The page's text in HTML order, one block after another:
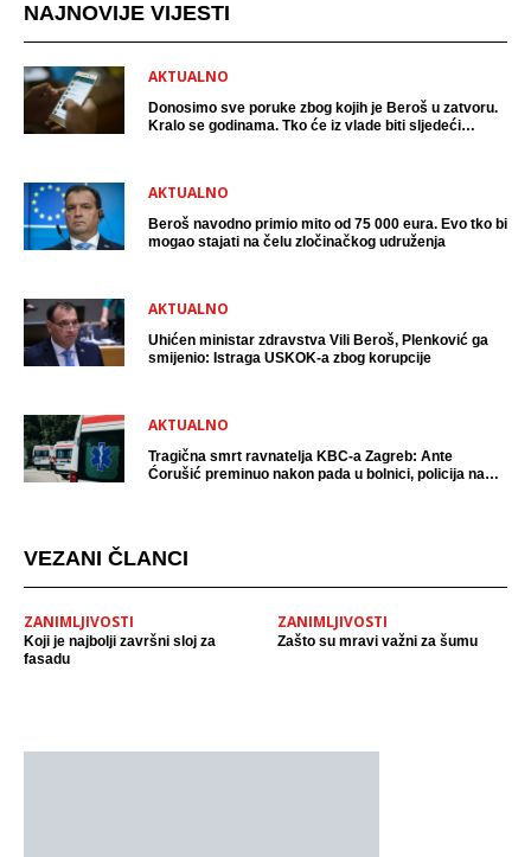
NAJNOVIJE VIJESTI
AKTUALNO
Donosimo sve poruke zbog kojih je Beroš u zatvoru.
Kralo se godinama. Tko će iz vlade biti sljedeći
AKTUALNO
Beroš navodno primio mito od 75 000 eura. Evo tko bi
mogao stajati na čelu zločinačkog udruženja
AKTUALNO
Uhićen ministar zdravstva Vili Beroš, Plenković ga
smijenio: Istraga USKOK-a zbog korupcije
AKTUALNO
Tragična smrt ravnatelja KBC-a Zagreb: Ante
Ćorušić preminuo nakon pada u bolnici, policija na
VEZANI ČLANCI
ZANIMLJIVOSTI
Koji je najbolji završni sloj za
fasadu
ZANIMLJIVOSTI
Zašto su mravi važni za šumu